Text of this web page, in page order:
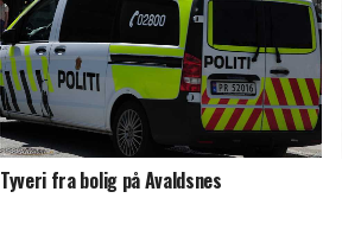
Tyveri fra bolig på Avaldsnes